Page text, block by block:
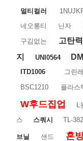
멀티컬러
네오롱티
닌자
구김없는
고탄
지
UNI0564
ITD1006
그린
BSC1210
플라스
W후드집업 L
스
스쿼시 TL-382
브닐 샌드 혼